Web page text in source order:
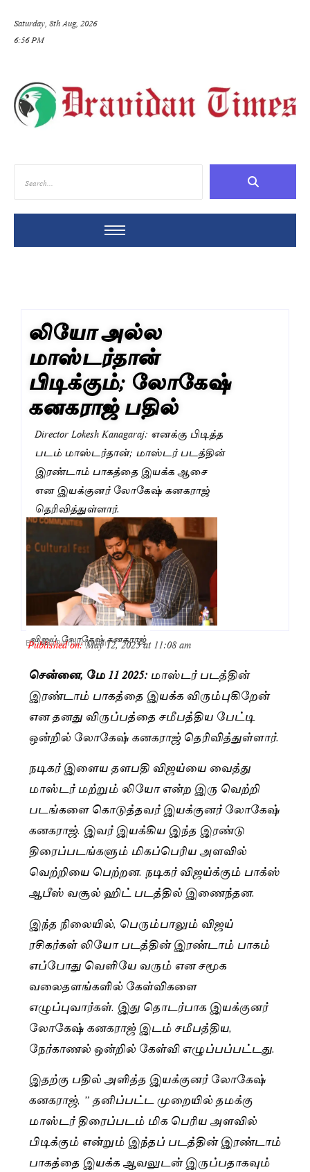
Saturday, 8th Aug, 2026
6:56 PM
லியோ அல்ல
மாஸ்டர்தான்
பிடிக்கும்; லோகேஷ்
கனகராஜ் பதில்
Director Lokesh Kanagaraj: எனக்கு பிடித்த
படம் மாஸ்டர்தான்; மாஸ்டர் படத்தின்
இரண்டாம் பாகத்தை இயக்க ஆசை
என இயக்குனர் லோகேஷ் கனகராஜ்
தெரிவித்துள்ளார்.
விஜய், லோகேஷ் கனகராஜ்
ByAkila Ramakrishnan
Published on:May 12, 2025 at 11:08 am
சென்னை, மே 11 2025:மாஸ்டர் படத்தின்
இரண்டாம் பாகத்தை இயக்க விரும்புகிறேன்
என தனது விருப்பத்தை சமீபத்திய பேட்டி
ஒன்றில் லோகேஷ் கனகராஜ் தெரிவித்துள்ளார்.
நடிகர் இளைய தளபதி விஜய்யை வைத்து
மாஸ்டர் மற்றும் லியோ என்ற இரு வெற்றி
படங்களை கொடுத்தவர் இயக்குனர் லோகேஷ்
கனகராஜ். இவர் இயக்கிய இந்த இரண்டு
திரைப்படங்களும் மிகப்பெரிய அளவில்
வெற்றியை பெற்றன. நடிகர் விஜய்க்கும் பாக்ஸ்
ஆபீஸ் வசூல் ஹிட் படத்தில் இணைந்தன.
இந்த நிலையில், பெரும்பாலும் விஜய்
ரசிகர்கள் லியோ படத்தின் இரண்டாம் பாகம்
எப்போது வெளியே வரும் என சமூக
வலைதளங்களில் கேள்விகளை
எழுப்புவார்கள். இது தொடர்பாக இயக்குனர்
லோகேஷ் கனகராஜ் இடம் சமீபத்திய,
நேர்காணல் ஒன்றில் கேள்வி எழுப்பப்பட்டது.
இதற்கு பதில் அளித்த இயக்குனர் லோகேஷ்
கனகராஜ், ” தனிப்பட்ட முறையில் தமக்கு
மாஸ்டர் திரைப்படம் மிக பெரிய அளவில்
பிடிக்கும் என்றும் இந்தப் படத்தின் இரண்டாம்
பாகத்தை இயக்க ஆவலுடன் இருப்பதாகவும்